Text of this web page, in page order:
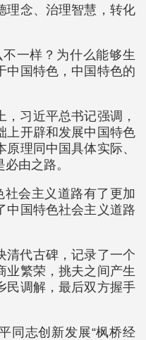
理念、治理智慧，转化
一样？为什么能够生
中国特色，中国特色的
习近平总书记强调，
上开辟和发展中国特色
理同中国具体实际、
由之路。
社会主义道路有了更加
中国特色社会主义道路
清代古碑，记录了一个
业繁荣，挑夫之间产生
民调解，最后双方握手
同志创新发展“枫桥经